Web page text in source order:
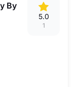
By
5.0
1